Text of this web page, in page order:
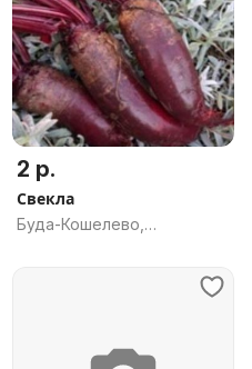
2 р.
Свекла
Буда-Кошелево,